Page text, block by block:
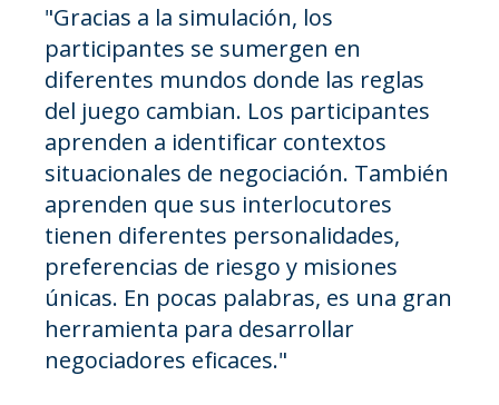
"Gracias a la simulación, los
participantes se sumergen en
diferentes mundos donde las reglas
del juego cambian. Los participantes
aprenden a identificar contextos
situacionales de negociación. También
aprenden que sus interlocutores
tienen diferentes personalidades,
preferencias de riesgo y misiones
únicas. En pocas palabras, es una gran
herramienta para desarrollar
negociadores eficaces."